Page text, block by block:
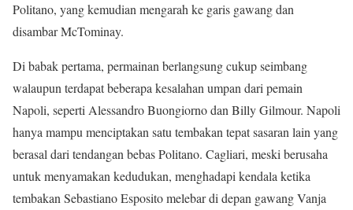
Politano, yang kemudian mengarah ke garis gawang dan
disambar McTominay.
Di babak pertama, permainan berlangsung cukup seimbang
walaupun terdapat beberapa kesalahan umpan dari pemain
Napoli, seperti Alessandro Buongiorno dan Billy Gilmour. Napoli
hanya mampu menciptakan satu tembakan tepat sasaran lain yang
berasal dari tendangan bebas Politano. Cagliari, meski berusaha
untuk menyamakan kedudukan, menghadapi kendala ketika
tembakan Sebastiano Esposito melebar di depan gawang Vanja